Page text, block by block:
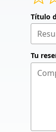
Título
Tu